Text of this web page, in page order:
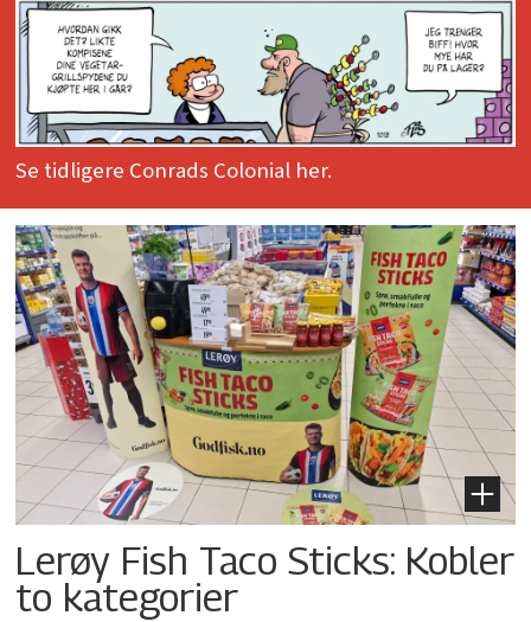
Se tidligere Conrads Colonial her.
Lerøy Fish Taco Sticks: Kobler
to kategorier